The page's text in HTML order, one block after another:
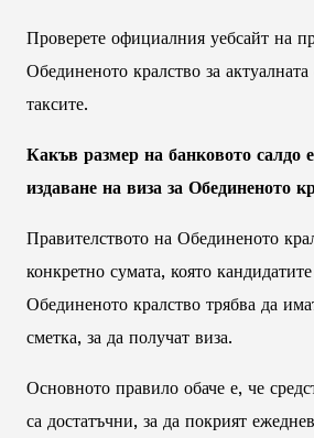
Проверете официалния уебсайт на
Обединеното кралство за актуалната
таксите.
Какъв размер на банковото салдо
издаване на виза за Обединеното
Правителството на Обединеното
конкретно сумата, която кандидатите
Обединеното кралство трябва да
сметка, за да получат виза.
Основното правило обаче е, че
са достатъчни, за да покрият